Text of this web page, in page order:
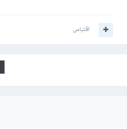
اقتباس